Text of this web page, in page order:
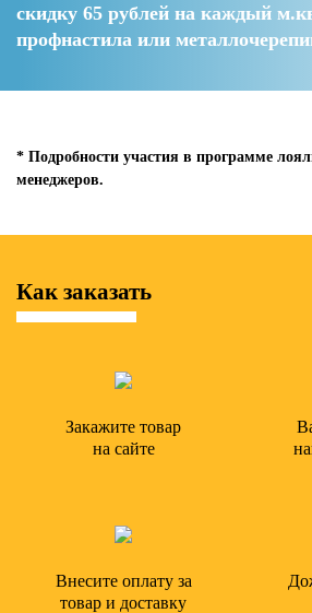
скидку 65 рублей на каждый
профнастила или
* Подробности участия в программе
менеджеров.
Как заказать
Закажите товар
на сайте
Внесите оплату за
товар и доставку